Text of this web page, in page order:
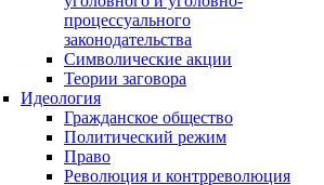
процессуального
законодательства
Символические акции
Теории заговора
Идеология
Гражданское общество
Политический режим
Право
Революция и контрреволюция